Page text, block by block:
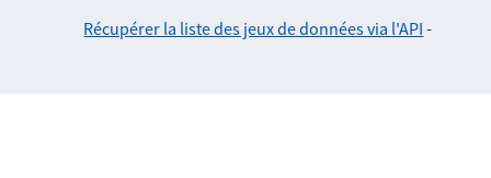
Récupérer la liste des jeux de données via l'API -